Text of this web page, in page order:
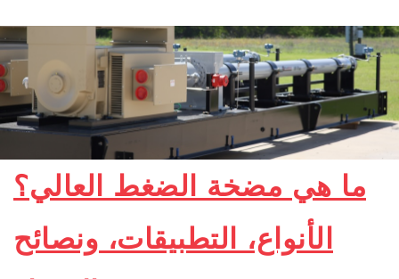
ما هي مضخة الضغط العالي؟
الأنواع، التطبيقات، ونصائح